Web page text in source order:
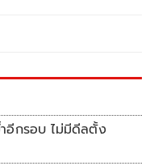
อีกรอบ ไม่มีดีลตั้ง